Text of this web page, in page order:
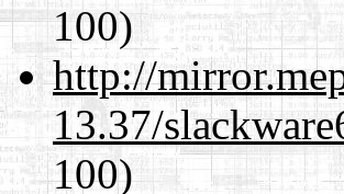
100)
http://
13.37/
100)